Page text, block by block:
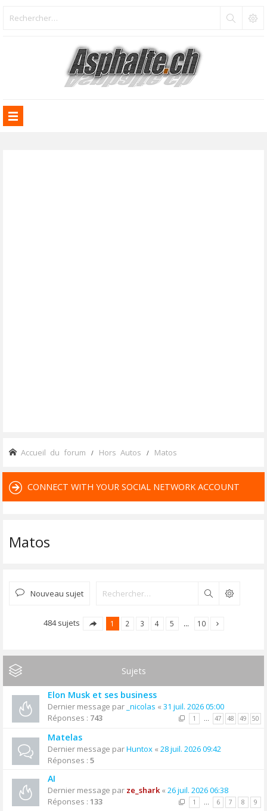
Accueil du forum Hors Autos Matos
CONNECT WITH YOUR SOCIAL NETWORK ACCOUNT
Matos
Nouveau sujet Rechercher
484 sujets 1 2 3 4 5 … 10
Sujets
Elon Musk et ses business
Dernier message par _nicolas « 31 juil. 2026 05:00
Réponses : 743 1 … 47 48 49 50
Matelas
Dernier message parHuntox « 28 juil. 2026 09:42
Réponses : 5
AI
Dernier message par ze_shark« 26 juil. 2026 06:38
Réponses : 133 1 … 6 7 8 9